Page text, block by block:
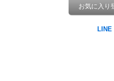
お気に入り